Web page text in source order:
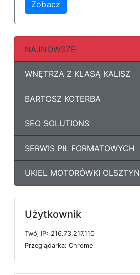
Zobacz
NAJNOWSZE:
WNĘTRZA Z KLASĄ KALISZ
BARTOSZ KOTERBA
SEO SOLUTIONS
SERWIS PIŁ FORMATOWYCH
UKIEL MOTORÓWKI OLSZTYN
Użytkownik
Twój IP: 216.73.217.110
Przeglądarka: Chrome